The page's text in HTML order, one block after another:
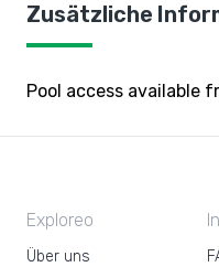
Zusätzliche
Pool access available
Exploreo
Über uns